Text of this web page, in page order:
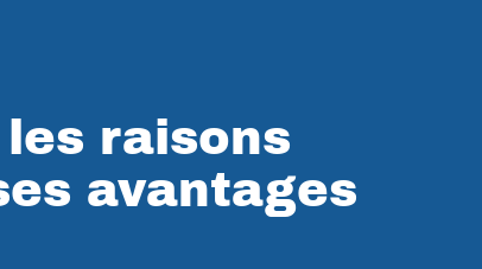
raisons
avantages